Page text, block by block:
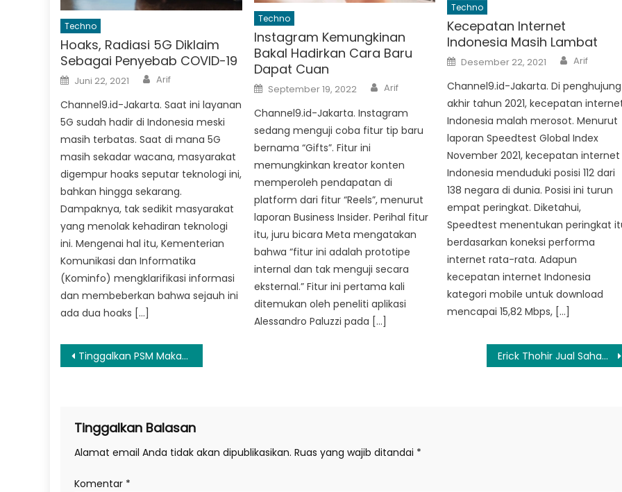
Techno
Hoaks, Radiasi 5G Diklaim
Sebagai Penyebab COVID-19
Posted
on
Juni 22, 2021 Author
Arif
Channel9.id-Jakarta. Saat ini layanan
5G sudah hadir di Indonesia meski
masih terbatas. Saat di mana 5G
masih sekadar wacana, masyarakat
digempur hoaks seputar teknologi ini,
bahkan hingga sekarang.
Dampaknya, tak sedikit masyarakat
yang menolak kehadiran teknologi
ini. Mengenai hal itu, Kementerian
Komunikasi dan Informatika
(Kominfo) mengklarifikasi informasi
dan membeberkan bahwa sejauh ini
ada dua hoaks […]
Techno
Instagram Kemungkinan
Bakal Hadirkan Cara Baru
Dapat Cuan
Posted
on
September 19, 2022 Author
Arif
Channel9.id-Jakarta. Instagram
sedang menguji coba fitur tip baru
bernama “Gifts”. Fitur ini
memungkinkan kreator konten
memperoleh pendapatan di
platform dari fitur “Reels”, menurut
laporan Business Insider. Perihal fitur
itu, juru bicara Meta mengatakan
bahwa “fitur ini adalah prototipe
internal dan tak menguji secara
eksternal.” Fitur ini pertama kali
ditemukan oleh peneliti aplikasi
Alessandro Paluzzi pada […]
Techno
Kecepatan Internet
Indonesia Masih Lambat
Posted
on
Desember 22, 2021 Author
Arif
Channel9.id-Jakarta. Di penghujung
akhir tahun 2021, kecepatan
Indonesia malah merosot. Menurut
laporan Speedtest Global Index
November 2021, kecepatan internet
Indonesia menduduki posisi 112 dari
138 negara di dunia. Posisi ini turun
empat peringkat. Diketahui,
Speedtest menentukan peringkat
berdasarkan koneksi performa
internet rata-rata. Adapun
kecepatan internet Indonesia
kategori mobile untuk download
mencapai 15,82 Mbps, […]
Navigasi
Tinggalkan PSM Makassar, Robert Alberts Tangani Bali United? Erick Thohir Jual Saham Inter Milan, Berapa Uang yang Diraup?
Tinggalkan Balasan
Alamat email Anda tidak akan dipublikasikan. Ruas yang wajib ditandai *
Komentar *